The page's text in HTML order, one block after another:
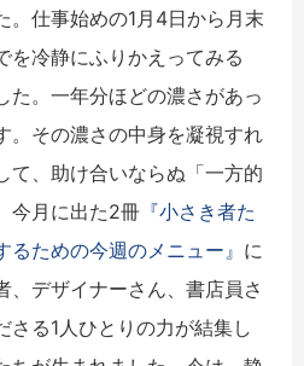
。仕事始めの1月4日から月末
を冷静にふりかえってみる
た。一年分ほどの濃さがあっ
。その濃さの中身を凝視すれ
て、助け合いならぬ「一方的
今月に出た2冊 『小さき者た
るための今週のメニュー』 に
、デザイナーさん、書店員さ
さる1人ひとりの力が結集し